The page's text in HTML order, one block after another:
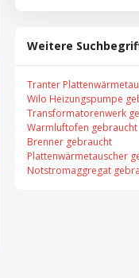
Weitere
Tranter
Wilo Heizungspumpe
Transformatorenwerk
Warmluftofen gebraucht
Brenner gebraucht
Plattenwärmetauscher
Notstromaggregat